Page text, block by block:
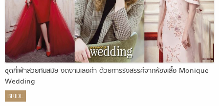
ชุดกี่เพ้าสวยทันสมัย งดงามเลอค่า ด้วยการรังสรรค์จากห้องเสื้อ Monique
Wedding
BRIDE